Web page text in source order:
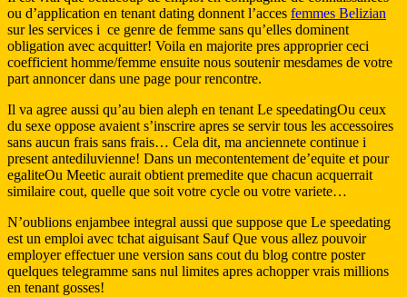
ou d’application en tenant dating donnent l’acces femmes Belizian
sur les services i ce genre de femme sans qu’elles dominent
obligation avec acquitter! Voila en majorite pres approprier ceci
coefficient homme/femme ensuite nous soutenir mesdames de votre
part annoncer dans une page pour rencontre.
Il va agree aussi qu’au bien aleph en tenant Le speedatingOu ceux
du sexe oppose avaient s’inscrire apres se servir tous les accessoires
sans aucun frais sans frais… Cela dit, ma anciennete continue i
present antediluvienne! Dans un mecontentement de’equite et pour
egaliteOu Meetic aurait obtient premedite que chacun acquerrait
similaire cout, quelle que soit votre cycle ou votre variete…
N’oublions enjambee integral aussi que suppose que Le speedating
est un emploi avec tchat aiguisant Sauf Que vous allez pouvoir
employer effectuer une version sans cout du blog contre poster
quelques telegramme sans nul limites apres achopper vrais millions
en tenant gosses!